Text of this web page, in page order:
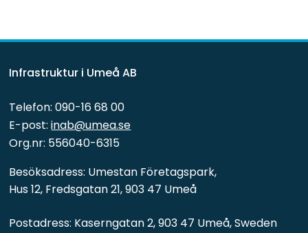
Infrastruktur i Umeå AB
Telefon: 090-16 68 00
E-post: inab@umea.se
Org.nr: 556040-6315
Besöksadress: Umestan Företagspark,
Hus 12, Fredsgatan 21, 903 47 Umeå
Postadress: Kaserngatan 2, 903 47 Umeå, Sweden